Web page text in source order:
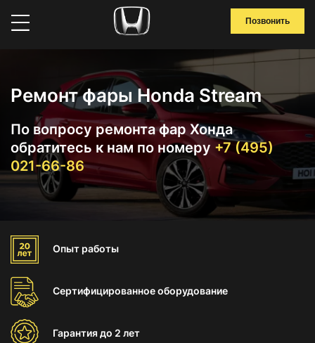
Позвонить
Ремонт фары Honda Stream
По вопросу ремонта фар Хонда
обратитесь к нам по номеру +7 (495)
021-66-86
Опыт работы
Сертифицированноеоборудование
Гарантиядо 2 лет